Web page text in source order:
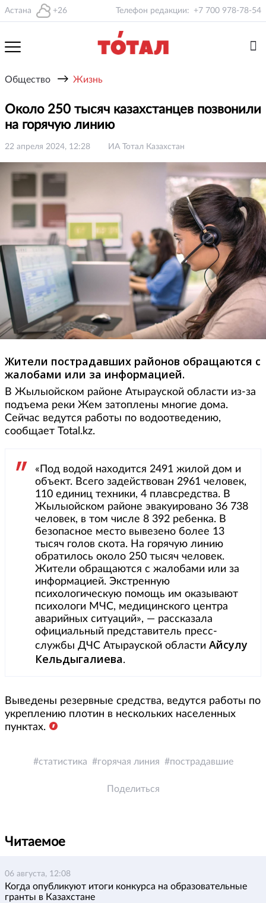
Астана +26 Телефон редакции: +7 700 978-78-54
Общество → Жизнь
Около 250 тысяч казахстанцев позвонили
на горячую линию
22 апреля 2024, 12:28 ИА Тотал Казахстан
Жители пострадавших районов обращаются с
жалобами или за информацией.
В Жылыойском районе Атырауской области из-за
подъема реки Жем затоплены многие дома.
Сейчас ведутся работы по водоотведению,
сообщает Total.kz.
«Под водой находится 2491 жилой дом и
объект. Всего задействован 2961 человек,
110 единиц техники, 4 плавсредства. В
Жылыойском районе эвакуировано 36 738
человек, в том числе 8 392 ребенка. В
безопасное место вывезено более 13
тысяч голов скота. На горячую линию
обратилось около 250 тысяч человек.
Жители обращаются с жалобами или за
информацией. Экстренную
психологическую помощь им оказывают
психологи МЧС, медицинского центра
аварийных ситуаций», — рассказала
официальный представитель пресс-
службы ДЧС Атырауской области Айсулу
Кельдыгалиева.
Выведены резервные средства, ведутся работы по
укреплению плотин в нескольких населенных
пунктах.
статистика горячая линия пострадавшие
Поделиться
Читаемое
06 августа, 12:08
Когда опубликуют итоги конкурса на образовательные
гранты в Казахстане